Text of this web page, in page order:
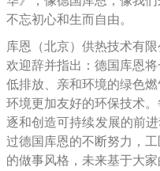
不忘初心和生而自由。
库恩（北京）供热技术有
欢迎辞并指出：德国库恩
低排放、亲和环境的绿色
环境更加友好的环保技术
逐和创造可持续发展的前
过德国库恩的不断努力，
的做事风格，未来基于大